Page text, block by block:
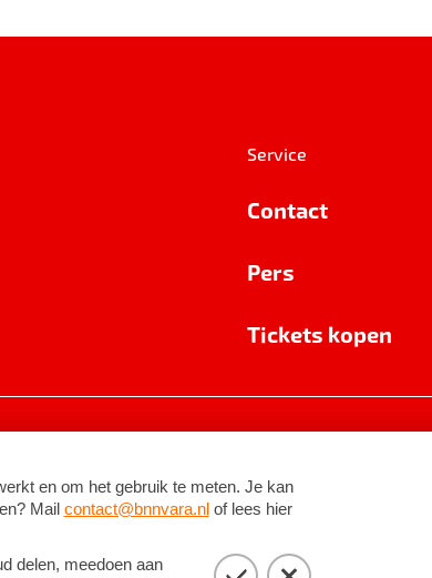
Service
Contact
Pers
Tickets kopen